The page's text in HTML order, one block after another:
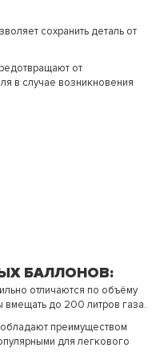
сохранить деталь от
от
в случае возникновения
БАЛЛОНОВ:
отличаются по объёму
вмещать до 200 литров газа.
преимуществом
для легкового